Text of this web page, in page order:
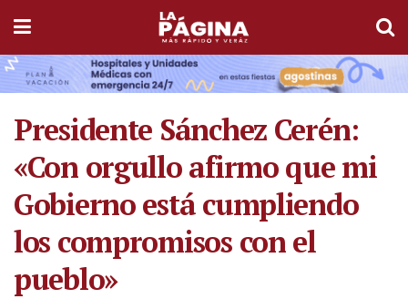
Presidente Sánchez Cerén:
«Con orgullo afirmo que mi
Gobierno está cumpliendo
los compromisos con el
pueblo»